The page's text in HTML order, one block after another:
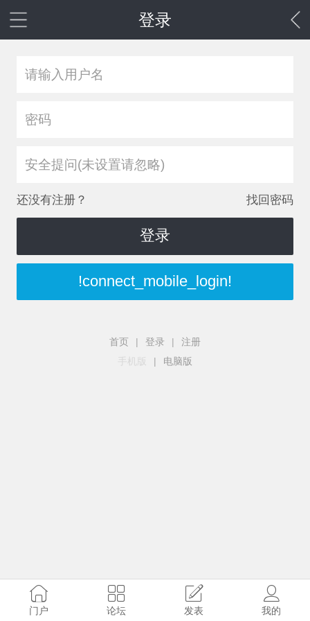
登录
安全提问(未设置请忽略)
还没有注册？ 找回密码
登录
!connect_mobile_login!
首页 | 登录 |
注册
手机版
| 电脑版
门户 论坛 发表 我的